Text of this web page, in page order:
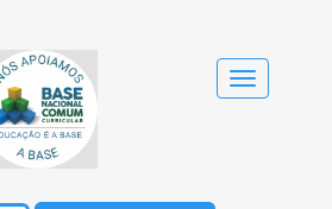
Alternar
navegação